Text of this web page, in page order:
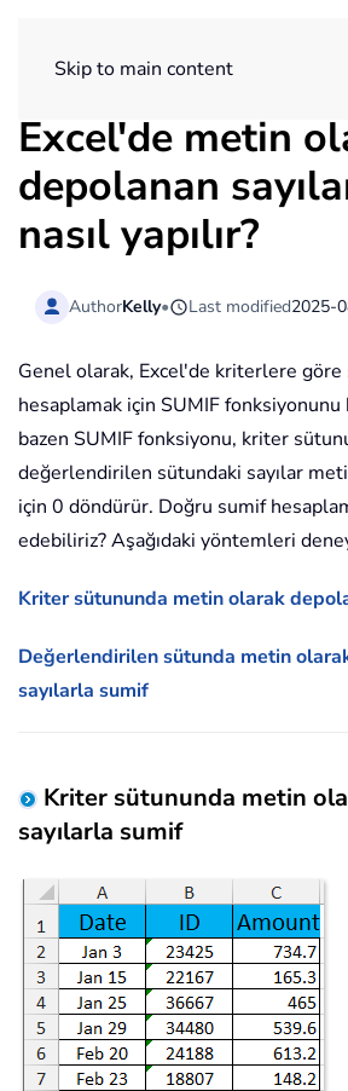
Skip to main content
Excel'de metin
depolanan
nasıl yapılır?
AuthorKelly• Last modified2025-
Genel olarak, Excel'de kriterlere göre
hesaplamak için SUMIF fonksiyonunu
bazen SUMIF fonksiyonu, kriter
değerlendirilen sütundaki sayılar
için 0 döndürür. Doğru sumif
edebiliriz? Aşağıdaki yöntemleri
Kriter sütununda metin olarak
Değerlendirilen sütunda metin
sayılarla sumif
Kriter sütununda metin
sayılarla sumif